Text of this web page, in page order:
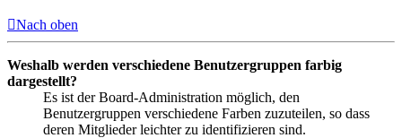
Nach oben
Weshalb werden verschiedene Benutzergruppen farbig
dargestellt?
Es ist der Board-Administration möglich, den
Benutzergruppen verschiedene Farben zuzuteilen, so dass
deren Mitglieder leichter zu identifizieren sind.